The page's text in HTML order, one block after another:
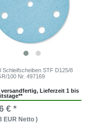
Schleifscheiben STF D125/8
100 Nr. 497169
Lieferzeit 1 bis
€ *
EUR Netto )